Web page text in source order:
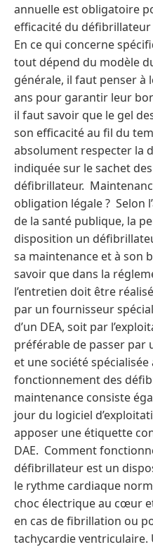
annuelle est obligatoire
efficacité du
En ce qui concerne
tout dépend du modèle
générale, il faut penser à
ans pour garantir leur
il faut savoir que le gel
son efficacité au fil du
absolument respecter la
indiquée sur le sachet
défibrillateur.
obligation légale ? Selon
de la santé publique, la
disposition un
sa maintenance et à son
savoir que dans la
l’entretien doit être
par un fournisseur
d’un DEA, soit par
préférable de passer par
et une société spécialisée
fonctionnement des
maintenance consiste
jour du logiciel
apposer une étiquette
DAE. Comment
défibrillateur est un
le rythme cardiaque
choc électrique au cœur
en cas de fibrillation ou
tachycardie